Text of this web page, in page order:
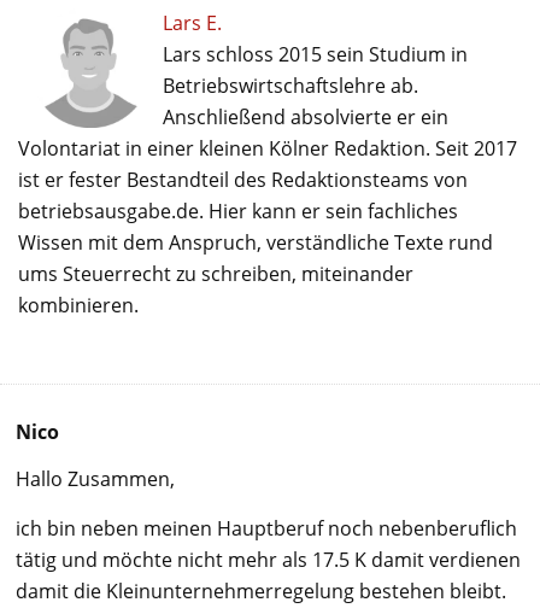
Lars E.
Lars schloss 2015 sein Studium in
Betriebswirtschaftslehre ab.
Anschließend absolvierte er ein
Volontariat in einer kleinen Kölner Redaktion. Seit 2017
ist er fester Bestandteil des Redaktionsteams von
betriebsausgabe.de. Hier kann er sein fachliches
Wissen mit dem Anspruch, verständliche Texte rund
ums Steuerrecht zu schreiben, miteinander
kombinieren.
Nico
Hallo Zusammen,
ich bin neben meinen Hauptberuf noch nebenberuflich
tätig und möchte nicht mehr als 17.5 K damit verdienen
damit die Kleinunternehmerregelung bestehen bleibt.